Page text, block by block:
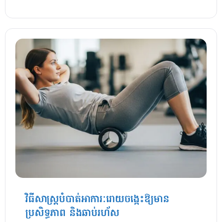
វិធីសាស្ត្របំបាត់អាការៈរោយចង្កេះឱ្យមាន
ប្រសិទ្ធភាព និងឆាប់រហ័ស